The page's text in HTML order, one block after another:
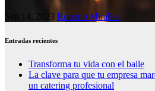
Sep 14, 2023 Roberto Miralles
Entradas recientes
Transforma tu vida con el baile
La clave para que tu empresa marque la diferencia, contrata
un catering profesional